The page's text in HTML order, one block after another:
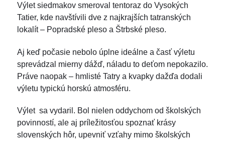
Výlet siedmakov smeroval tentoraz do Vysokých
Tatier, kde navštívili dve z najkrajších tatranských
lokalít – Popradské pleso a Štrbské pleso.
Aj keď počasie nebolo úplne ideálne a časť výletu
sprevádzal mierny dážď, náladu to deťom nepokazilo.
Práve naopak – hmlisté Tatry a kvapky dažďa dodali
výletu typickú horskú atmosféru.
Výlet sa vydaril. Bol nielen oddychom od školských
povinností, ale aj príležitosťou spoznať krásy
slovenských hôr, upevniť vzťahy mimo školských